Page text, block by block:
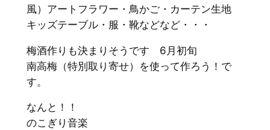
風）アートフラワー・鳥かご・カーテン生地
キッズテーブル・服・靴などなど・・・
梅酒作りも決まりそうです 6月初旬
南高梅（特別取り寄せ）を使って作ろう！で
す。
なんと！！
のこぎり音楽